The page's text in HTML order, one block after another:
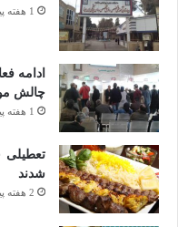
1 هفته پیش
ادامه
چالش
1 هفته پیش
شدند
2 هفته پیش